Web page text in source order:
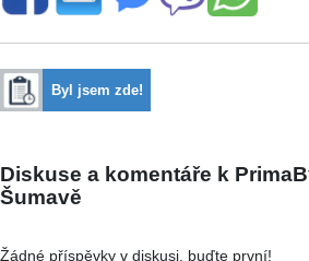
Byl jsem zde!
Diskuse a komentáře k
Šumavě
Žádné příspěvky v diskusi, buďte první!